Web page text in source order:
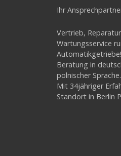
Ihr
Vertrieb,
Wartungsservice
Automatikgetriebe!
Beratung in
polnischer Sprache.
Mit 34jähriger
Standort in Berlin